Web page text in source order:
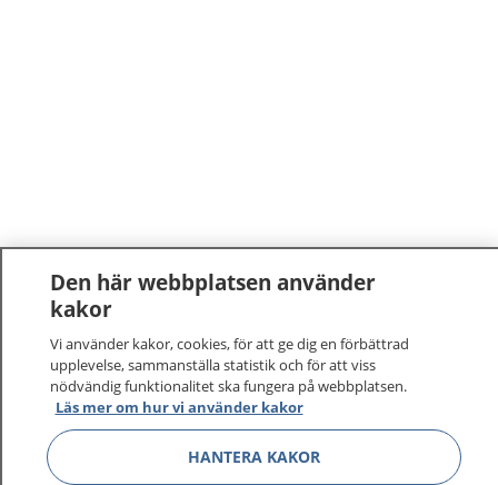
1177 –tryggt om din hälsa och vård
På 1177.se får du råd om hälsa och information om
sjukdomar och vilka mottagningar du kan kontakta.
Logga in för att läsa din journal och göra dina
vårdärenden. Ring telefonnummer 1177 för
sjukvårdsrådgivning dygnet runt.
Den här webbplatsen använder
kakor
Vi använder kakor, cookies, för att ge dig en förbättrad
upplevelse, sammanställa statistik och för att viss
nödvändig funktionalitet ska fungera på webbplatsen.
Läs mer om hur vi använder kakor
HANTERA KAKOR